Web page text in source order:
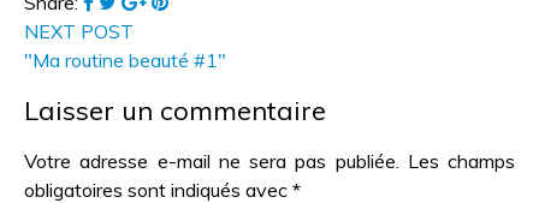
NEXT POST
"Ma routine beauté #1"
Laisser un commentaire
Votre adresse e-mail ne sera pas publiée. Les champs
obligatoires sont indiqués avec *